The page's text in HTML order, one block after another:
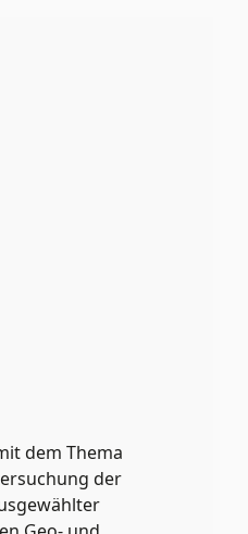
dem Thema
der